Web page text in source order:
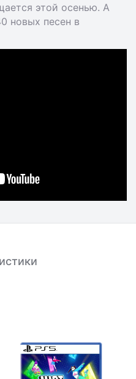
этой осенью. А
новых песен в